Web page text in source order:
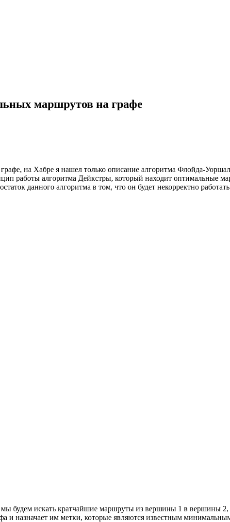
маршрутов на графе
на Хабре я нашел только описание алгоритма Флойда-
работы алгоритма Дейкстры, который находит оптимальные
данного алгоритма в том, что он будет некорректно
мы будем искать кратчайшие маршруты из вершины 1 в вершины 2,
и назначает им метки, которые являются известным